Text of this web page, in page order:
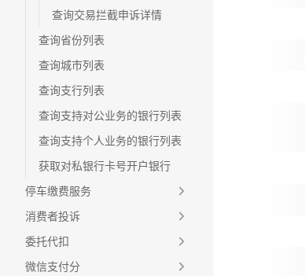
查询交易拦截申诉详情
查询省份列表
查询城市列表
查询支行列表
查询支持对公业务的银行列表
查询支持个人业务的银行列表
获取对私银行卡号开户银行
停车缴费服务
消费者投诉
委托代扣
微信支付分